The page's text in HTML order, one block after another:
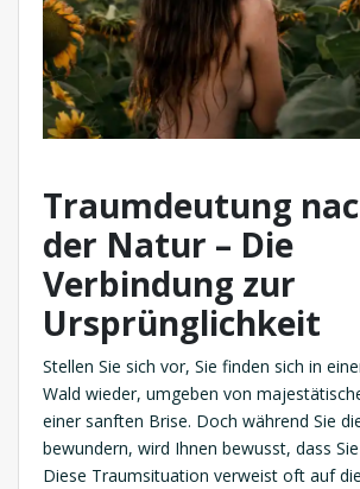
Traumdeutung
der Natur – Die
Verbindung zur
Ursprünglichkeit
Stellen Sie sich vor, Sie finden sich in
Wald wieder, umgeben von
einer sanften Brise. Doch während Sie
bewundern, wird Ihnen bewusst, dass
Diese Traumsituation verweist oft auf